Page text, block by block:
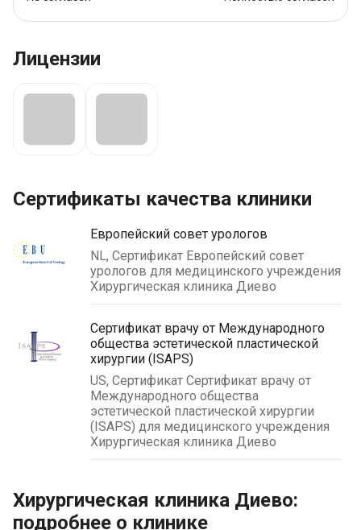
Лицензии
Сертификаты качества клиники
Европейский совет урологов
NL, Сертификат Европейский совет
урологов для медицинского учреждения
Хирургическая клиника Диево
Сертификат врачу от Международного
общества эстетической пластической
хирургии (ISAPS)
US, Сертификат Сертификат врачу от
Международного общества
эстетической пластической хирургии
(ISAPS) для медицинского учреждения
Хирургическая клиника Диево
Хирургическая клиника Диево:
подробнее о клинике